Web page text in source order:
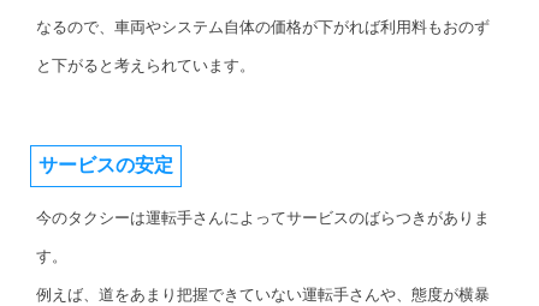
なるので、車両やシステム自体の価格が下がれば利用料もおのず
と下がると考えられています。
サービスの安定
今のタクシーは運転手さんによってサービスのばらつきがありま
す。
例えば、道をあまり把握できていない運転手さんや、態度が横暴